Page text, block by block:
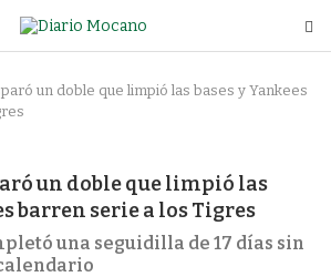
un doble que limpió las bases y Yankees
un doble que limpió las
barren serie a los Tigres
una seguidilla de 17 días sin